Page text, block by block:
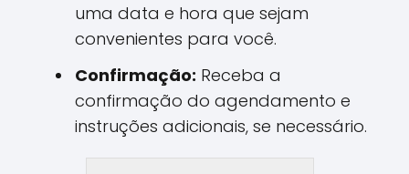
uma data e hora que sejam
convenientes para você.
Confirmação: Receba a
confirmação do agendamento e
instruções adicionais, se necessário.